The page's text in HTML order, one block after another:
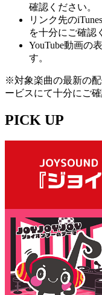
確認ください。
リンク先の
を十分にご確認
YouTube動画の
す。
※対象楽曲の最新の
ービスにて十分にご
PICK UP